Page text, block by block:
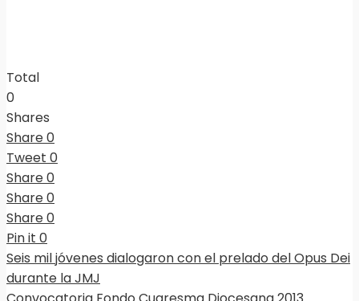
Total
0
Shares
Share0
Tweet 0
Share0
Share0
Share0
Pin it 0
Seis mil jóvenes dialogaron con el prelado del Opus Dei
durante la JMJ